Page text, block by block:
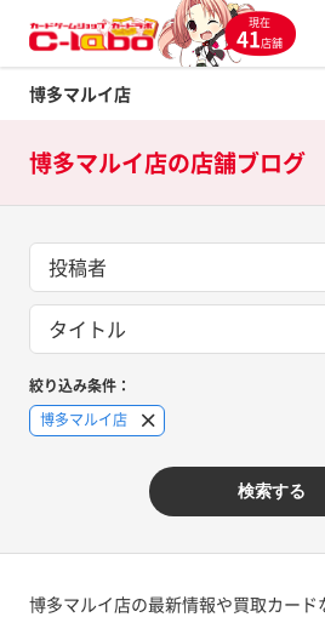
現在
41店舗
博多マルイ店
Twitter
博多マルイ店の店舗ブログ
投稿者
タイトル
絞り込み条件：
博多マルイ店
検索する
博多マルイ店の最新情報や買取カード